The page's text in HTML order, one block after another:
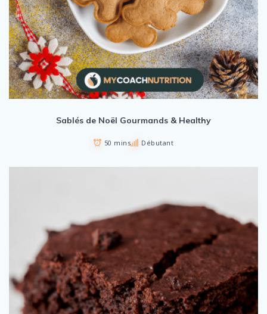
Sablés de Noël Gourmands & Healthy
50 mins Débutant